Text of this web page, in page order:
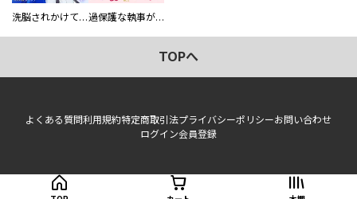
洗脳されかけていた悪役令嬢ですが家出を決意しました。【電子単行本版／特典おまけ付き】 過保護な執事が私の婚活を邪魔してきます！ 分冊版
TOPへ
よくある質問利用規約特定商取引法プライバシーポリシーお問い合わせ
ログイン会員登録